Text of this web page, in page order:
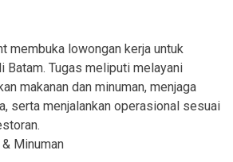
membuka lowongan kerja untuk
Tugas meliputi melayani
makanan dan minuman, menjaga
serta menjalankan operasional sesuai
Minuman